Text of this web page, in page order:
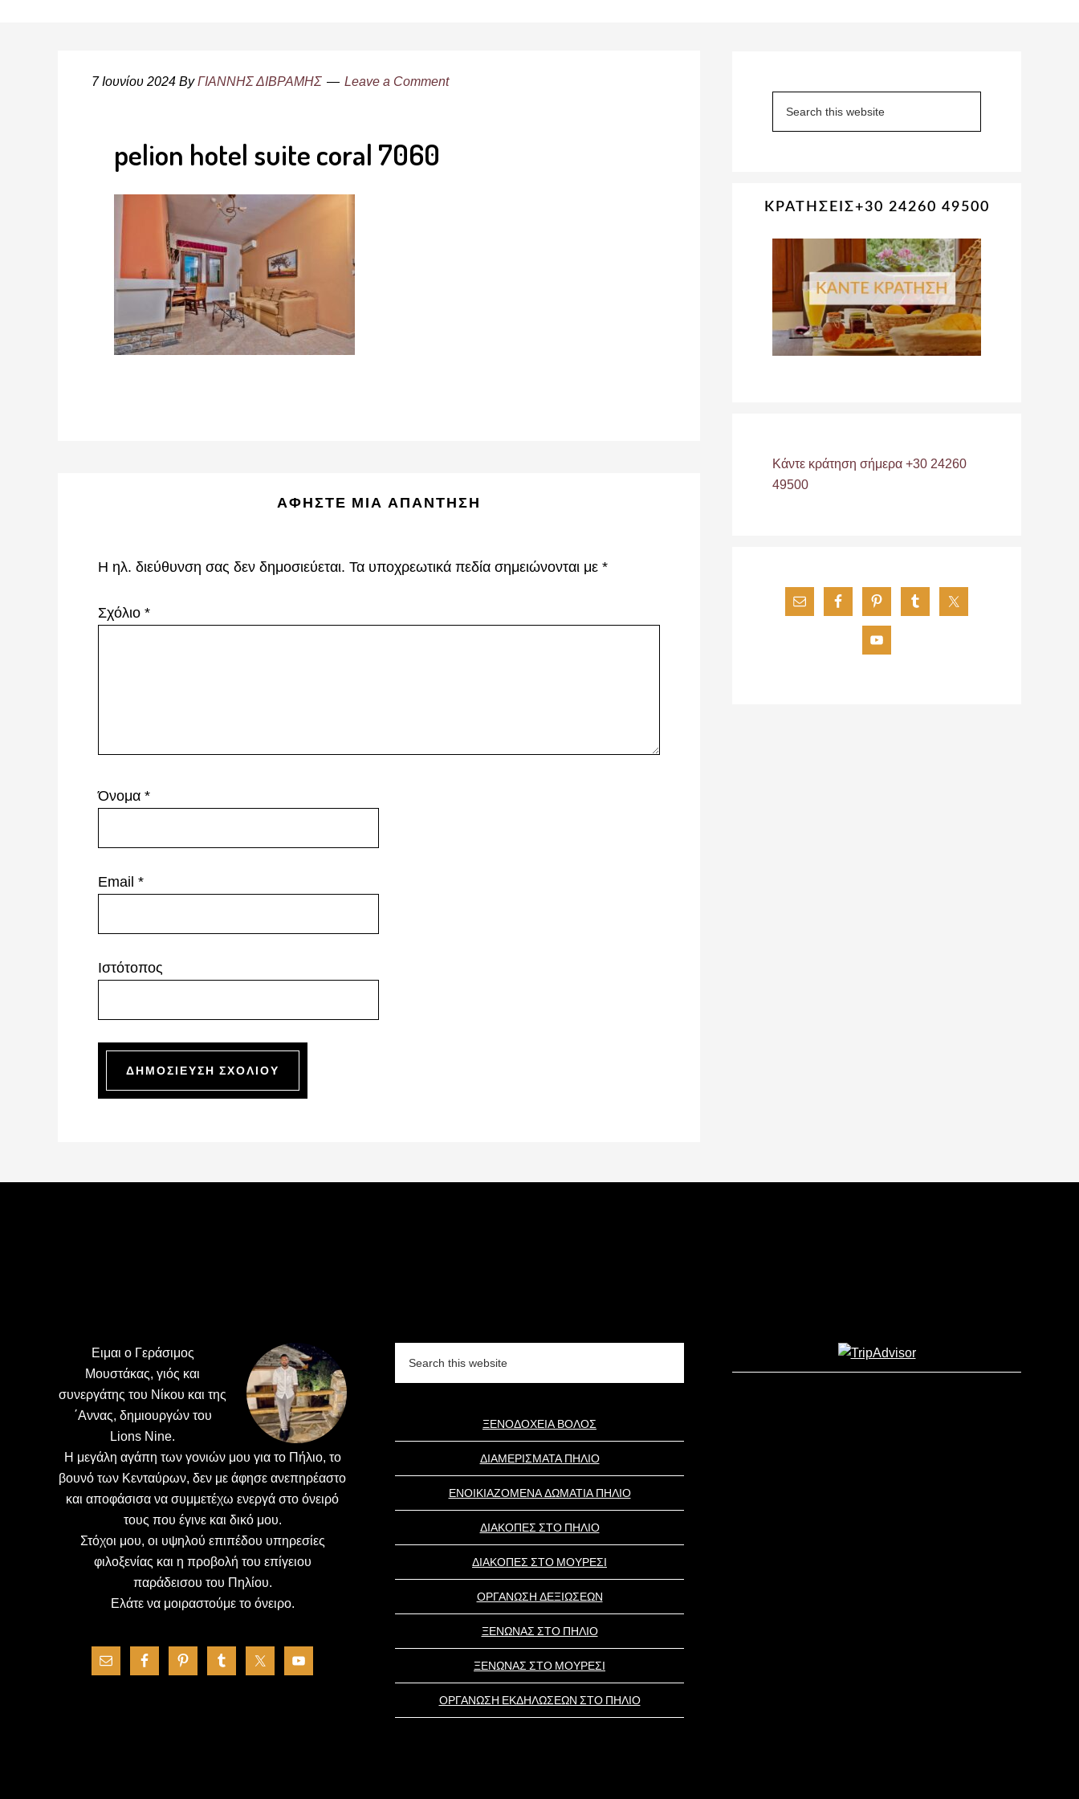
7 Ιουνίου 2024 ByΓΙΑΝΝΗΣ ΔΙΒΡΑΜΗΣ Leave a Comment
pelion hotel suite coral 7060
ΑΦΉΣΤΕ ΜΙΑ ΑΠΆΝΤΗΣΗ
Η ηλ. διεύθυνση σας δεν δημοσιεύεται. Τα υποχρεωτικά πεδία σημειώνονται με *
Σχόλιο *
Όνομα *
Email *
Ιστότοπος
Sidebar
ΚΡΑΤΗΣΕΙΣ+30 24260 49500
Κάντε κράτηση σήμερα +30 24260
49500
Ειμαι ο Γεράσιμος
Μουστάκας, γιός και
συνεργάτης του Νίκου και της
΄Αννας, δημιουργών του
Lions Nine.
H μεγάλη αγάπη των γονιών μου για το Πήλιο, το
βουνό των Κενταύρων, δεν με άφησε ανεπηρέαστο
και αποφάσισα να συμμετέχω ενεργά στο όνειρό
τους που έγινε και δικό μου.
Στόχοι μου, οι υψηλού επιπέδου υπηρεσίες
φιλοξενίας και η προβολή του επίγειου
παράδεισου του Πηλίου.
Ελάτε να μοιραστούμε το όνειρο.
ΞΕΝΟΔΟΧΕΙΑ ΒΟΛΟΣ
ΔΙΑΜΕΡΙΣΜΑΤΑ ΠΗΛΙΟ
ΕΝΟΙΚΙΑΖΟΜΕΝΑ ΔΩΜΑΤΙΑ ΠΗΛΙΟ
ΔΙΑΚΟΠΕΣ ΣΤΟ ΠΗΛΙΟ
ΔΙΑΚΟΠΕΣ ΣΤΟ ΜΟΥΡΕΣΙ
ΟΡΓΑΝΩΣΗ ΔΕΞΙΩΣΕΩΝ
ΞΕΝΩΝΑΣ ΣΤΟ ΠΗΛΙΟ
ΞΕΝΩΝΑΣ ΣΤΟ ΜΟΥΡΕΣΙ
ΟΡΓΑΝΩΣΗ ΕΚΔΗΛΩΣΕΩΝ ΣΤΟ ΠΗΛΙΟ